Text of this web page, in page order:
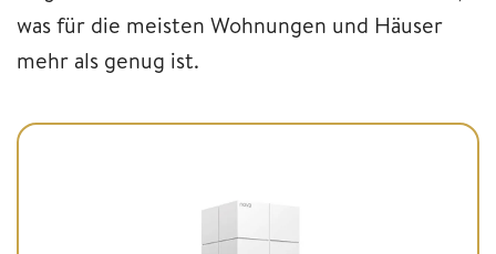
was für die meisten Wohnungen und Häuser
mehr als genug ist.